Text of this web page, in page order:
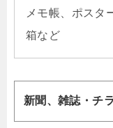
メモ帳、ポスタ
箱など
新聞、雑誌・チ